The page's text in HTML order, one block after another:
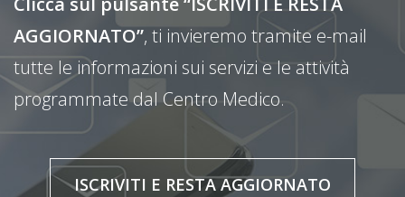
AGGIORNATO”, ti invieremo tramite e-mail
tutte le informazioni sui servizi e le attività
programmate dal Centro Medico.
ISCRIVITI E RESTA AGGIORNATO